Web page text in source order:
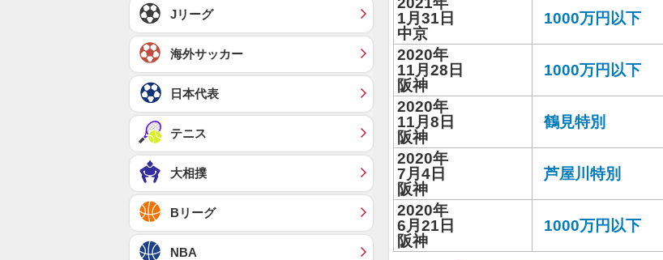
1月31日
中京
1000万円以下
2020年
11月28日
阪神
1000万円以下
2020年
11月8日
阪神
鶴見特別
2020年
7月4日
阪神
芦屋川特別
2020年
6月21日
阪神
1000万円以下
Jリーグ
海外サッカー
日本代表
テニス
大相撲
Bリーグ
NBA